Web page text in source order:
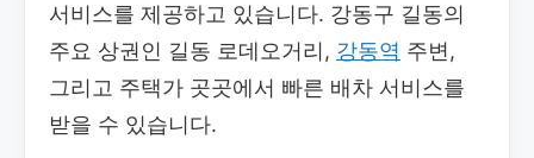
서비스를 제공하고 있습니다. 강동구 길동의
주요 상권인 길동 로데오거리, 강동역 주변,
그리고 주택가 곳곳에서 빠른 배차 서비스를
받을 수 있습니다.